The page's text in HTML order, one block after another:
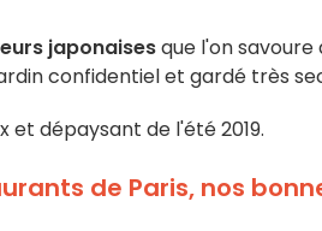
japonaisesque l'on savoure
confidentiel et gardé très
et dépaysant de l'été 2019.
de Paris, nos